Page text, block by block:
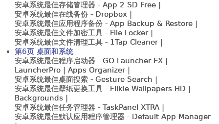
安卓系统最佳存储管理器 -App 2 SD Free |
安卓系统最佳在线备份 -Dropbox |
安卓系统最佳应用程序备份 -App Backup & Restore |
安卓系统最佳文件加密工具 -File Locker |
安卓系统最佳文件清理工具 -1Tap Cleaner |
第6页 桌面和系统
安卓系统最佳程序启动器 -GO Launcher EX |
LauncherPro | Apps Organizer |
安卓系统最佳桌面搜索 -Gesture Search |
安卓系统最佳壁纸更换工具 -Flikie Wallpapers HD |
Backgrounds |
安卓系统最佳任务管理器 -TaskPanel XTRA |
安卓系统最佳默认应用程序管理器 -Default App Manager